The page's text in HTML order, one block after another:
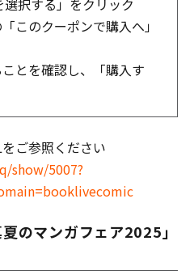
選択する」をクリック
このクーポンで購入へ」
とを確認し、「購入す
ご参照ください
show/5007?
のマンガフェア2025」